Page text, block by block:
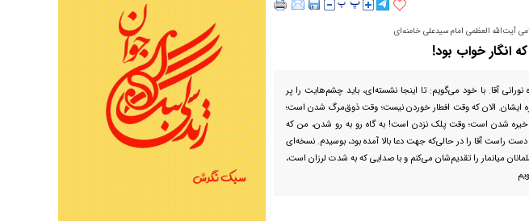
آیت‌الله العظمی امام سیدعلی خامنه‌ای
انگار خواب بود!
نورانی آقا. با خود می‌گویم: تا اینجا نشسته‌ای، باید چشم‌هایت را پر
ایشان. الان که وقت افطار خوردن نیست؛ وقت ذوق‌مرگ شدن است؛
شدن است؛ وقت پلک نزدن است! به گاه رو به رو شدن، من که
راست آقا را در حالی‌که جهت دعا بالا آمده بود، بوسیدم. نسخه‌ای
میانمار را تقدیم‌شان می‌کنم و با صدایی که به شدت لرزان است،